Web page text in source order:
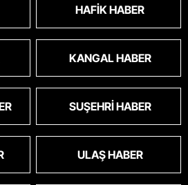
HAFIK HABER
KANGAL HABER
SUŞEHRI HABER
ULAŞ HABER